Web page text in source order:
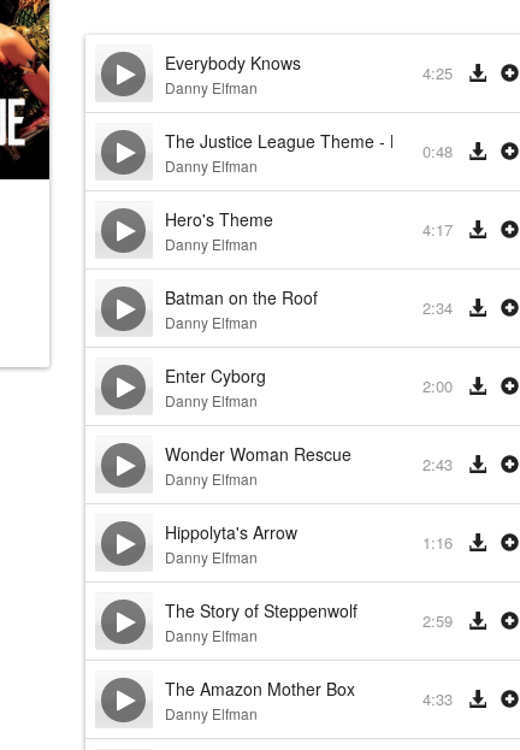
Everybody Knows
Danny Elfman
4:25
The Justice League Theme - Logos
Danny Elfman
0:48
Hero's Theme
Danny Elfman
4:17
Batman on the Roof
Danny Elfman
2:34
Enter Cyborg
Danny Elfman
2:00
Wonder Woman Rescue
Danny Elfman
2:43
Hippolyta's Arrow
Danny Elfman
1:16
The Story of Steppenwolf
Danny Elfman
2:59
The Amazon Mother Box
Danny Elfman
4:33